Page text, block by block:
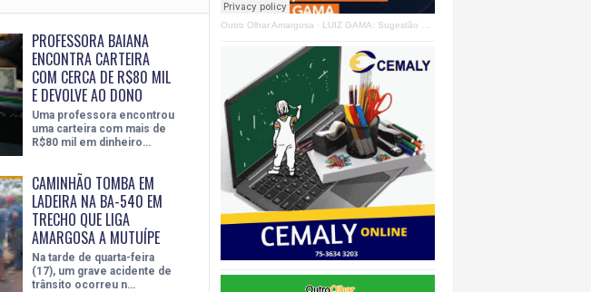
PROFESSORA BAIANA
ENCONTRA CARTEIRA
COM CERCA DE R$80 MIL
E DEVOLVE AO DONO
Uma professora encontrou
uma carteira com mais de
R$80 mil em dinheiro…
CAMINHÃO TOMBA EM
LADEIRA NA BA-540 EM
TRECHO QUE LIGA
AMARGOSA A MUTUÍPE
Na tarde de quarta-feira
(17), um grave acidente de
trânsito ocorreu n…
Outro Olhar Amargosa · LUIZ GAMA: Sugestão Outro Olhar